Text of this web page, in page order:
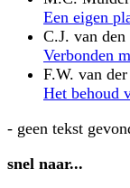
Een eigen
C.J. van
Verbonden
F.W. van der
Het behoud
- geen tekst
snel naar...